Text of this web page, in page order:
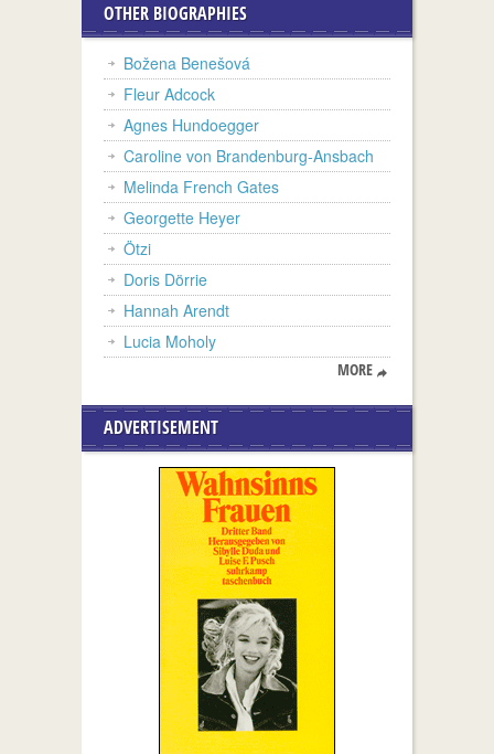
OTHER BIOGRAPHIES
Božena Benešová
Fleur Adcock
Agnes Hundoegger
Caroline von Brandenburg-Ansbach
Melinda French Gates
Georgette Heyer
Ötzi
Doris Dörrie
Hannah Arendt
Lucia Moholy
MORE
ADVERTISEMENT